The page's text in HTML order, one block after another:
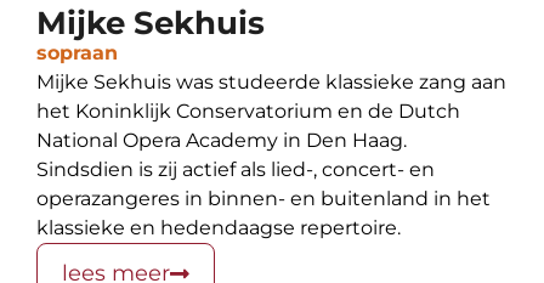
Mijke Sekhuis
sopraan
Mijke Sekhuis was studeerde klassieke zang aan
het Koninklijk Conservatorium en de Dutch
National Opera Academy in Den Haag.
Sindsdien is zij actief als lied-, concert- en
operazangeres in binnen- en buitenland in het
klassieke en hedendaagse repertoire.
lees meer